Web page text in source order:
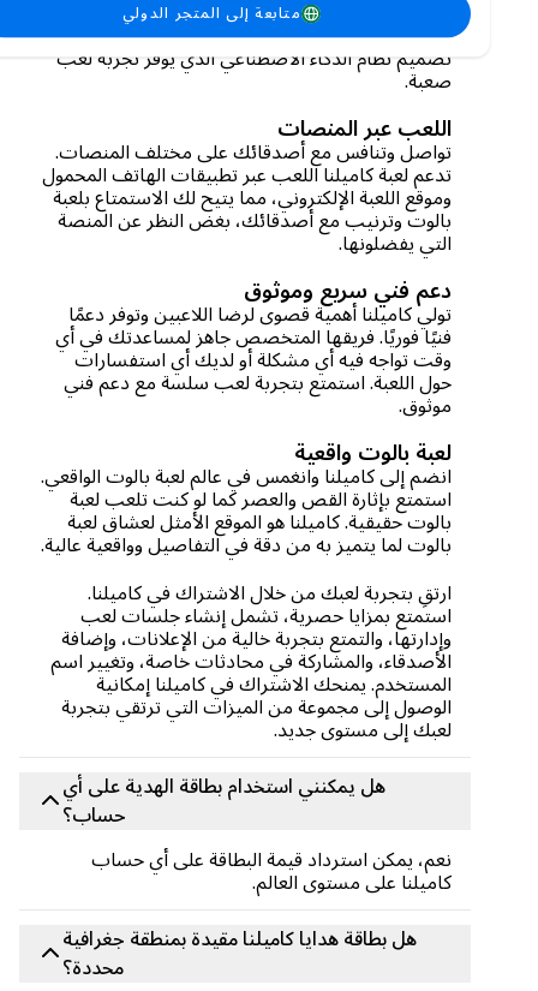
متطورين لصقل مهاراتك. ستختبر كل معركة قدرتك
على التفكير الاستراتيجي واتخاذ القرارات بفضل
تصميم نظام الذكاء الاصطناعي الذي يوفر تجربة لعب
اللعب عبر المنصات
تواصل وتنافس مع أصدقائك على مختلف المنصات.
تدعم لعبة كاميلنا اللعب عبر تطبيقات الهاتف المحمول
وموقع اللعبة الإلكتروني، مما يتيح لك الاستمتاع بلعبة
بالوت وترنيب مع أصدقائك، بغض النظر عن المنصة
التي يفضلونها.
دعم فني سريع وموثوق
تولي كاميلنا أهمية قصوى لرضا اللاعبين وتوفر دعمًا
فنيًا فوريًا. فريقها المتخصص جاهز لمساعدتك في أي
وقت تواجه فيه أي مشكلة أو لديك أي استفسارات
حول اللعبة. استمتع بتجربة لعب سلسة مع دعم فني
موثوق.
لعبة بالوت واقعية
انضم إلى كاميلنا وانغمس في عالم لعبة بالوت الواقعي.
استمتع بإثارة القص والعصر كما لو كنت تلعب لعبة
بالوت حقيقية. كاميلنا هو الموقع الأمثل لعشاق لعبة
بالوت لما يتميز به من دقة في التفاصيل وواقعية عالية.
ارتقِ بتجربة لعبك من خلال الاشتراك في كاميلنا.
استمتع بمزايا حصرية، تشمل إنشاء جلسات لعب
وإدارتها، والتمتع بتجربة خالية من الإعلانات، وإضافة
الأصدقاء، والمشاركة في محادثات خاصة، وتغيير اسم
المستخدم. يمنحك الاشتراك في كاميلنا إمكانية
الوصول إلى مجموعة من الميزات التي ترتقي بتجربة
لعبك إلى مستوى جديد.
هل يمكنني استخدام بطاقة الهدية على أي
حساب؟
نعم، يمكن استرداد قيمة البطاقة على أي حساب
كاميلنا على مستوى العالم.
هل بطاقة هدايا كاميلنا مقيدة بمنطقة جغرافية
محددة؟
متابعة إلى المتجر الدولي